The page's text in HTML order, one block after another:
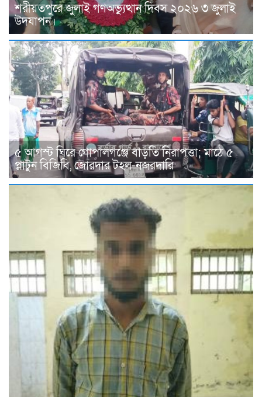
শরীয়তপুরে জুলাই গণঅভ্যুত্থান দিবস ২০২৬ ৩ জুলাই
উদযাপন।
৫ আগস্ট ঘিরে গোপালগঞ্জে বাড়তি নিরাপত্তা; মাঠে ৫
প্লাটুন বিজিবি, জোরদার টহল-নজরদারি